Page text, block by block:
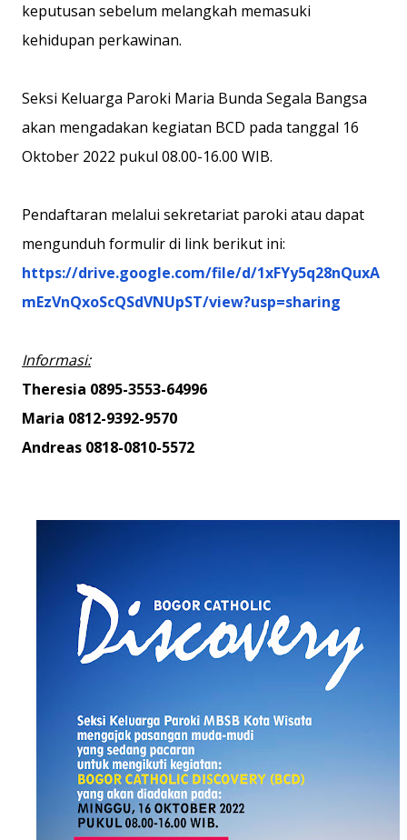
keputusan sebelum melangkah memasuki
kehidupan perkawinan.
Seksi Keluarga Paroki Maria Bunda Segala Bangsa
akan mengadakan kegiatan BCD pada tanggal 16
Oktober 2022 pukul 08.00-16.00 WIB.
Pendaftaran melalui sekretariat paroki atau dapat
mengunduh formulir di link berikut ini:
https://drive.google.com/file/d/1xFYy5q28nQuxA
mEzVnQxoScQSdVNUpST/view?usp=sharing
Informasi:
Theresia 0895-3553-64996
Maria 0812-9392-9570
Andreas 0818-0810-5572